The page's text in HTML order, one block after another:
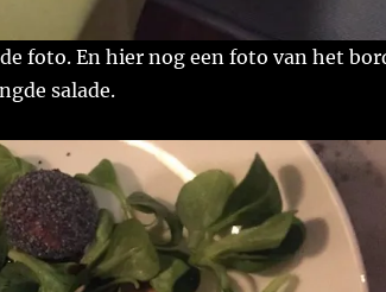
foto. En hier nog een foto van het
salade.